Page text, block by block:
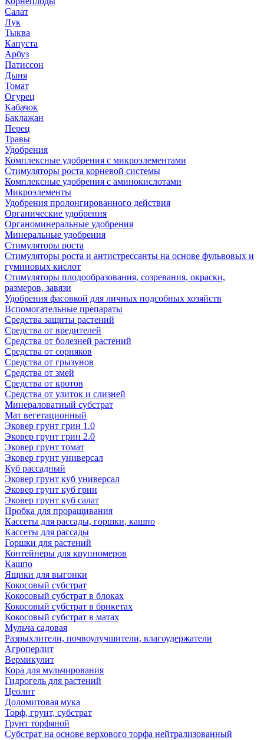
Салат
Лук
Тыква
Капуста
Арбуз
Патиссон
Дыня
Томат
Огурец
Кабачок
Баклажан
Перец
Травы
Удобрения
Комплексные удобрения с микроэлементами
Стимуляторы роста корневой системы
Комплексные удобрения с аминокислотами
Микроэлементы
Удобрения пролонгированного действия
Органические удобрения
Органоминеральные удобрения
Минеральные удобрения
Стимуляторы роста
Стимуляторы роста и антистрессанты на основе фульвовых и
гуминовых кислот
Стимуляторы плодообразования, созревания, окраски,
размеров, завязи
Удобрения фасовкой для личных подсобных хозяйств
Вспомогательные препараты
Средства защиты растений
Средства от вредителей
Средства от болезней растений
Средства от сорняков
Средства от грызунов
Средства от змей
Средства от кротов
Средства от улиток и слизней
Минераловатный субстрат
Мат вегетационный
Эковер грунт грин 1.0
Эковер грунт грин 2.0
Эковер грунт томат
Эковер грунт универсал
Куб рассадный
Эковер грунт куб универсал
Эковер грунт куб грин
Эковер грунт куб салат
Пробка для проращивания
Кассеты для рассады, горшки, кашпо
Кассеты для рассады
Горшки для растений
Контейнеры для крупномеров
Кашпо
Ящики для выгонки
Кокосовый субстрат
Кокосовый субстрат в блоках
Кокосовый субстрат в брикетах
Кокосовый субстрат в матах
Мульча садовая
Разрыхлители, почвоулучшители, влагоудержатели
Агроперлит
Вермикулит
Кора для мульчирования
Гидрогель для растений
Цеолит
Доломитовая мука
Торф, грунт, субстрат
Грунт торфяной
Субстрат на основе верхового торфа нейтрализованный